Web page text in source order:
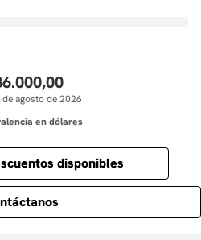
.000,00
de agosto de 2026
en dólares
disponibles